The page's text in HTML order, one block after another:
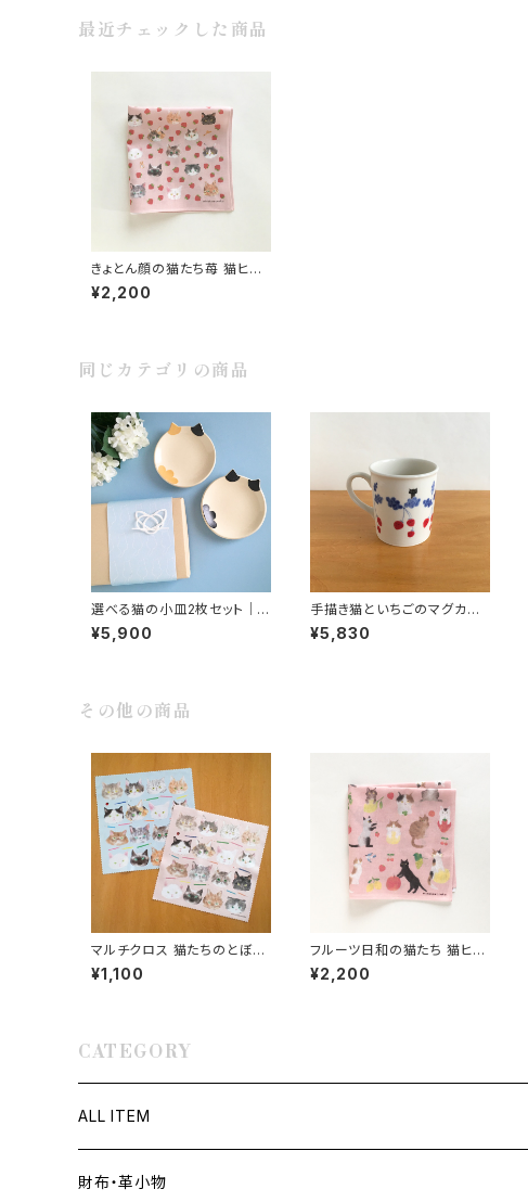
最近チェックした商品
きょとん顔の猫たち苺 猫ヒゲ
の手刺繍入りハンカチ プチギ
フトや誕生日祝いに
¥2,200
同じカテゴリの商品
選べる猫の小皿2枚セット｜
猫好きさんへ贈る 手づくり陶
器
¥5,900
手描き猫といちごのマグカッ
プ 春のうつわ・猫モチーフ 黒
猫ハチワレ猫
¥5,830
その他の商品
マルチクロス 猫たちのとぼけ
た顔に癒される「きょとん顔の
猫たち」スマホ画面や眼鏡拭
¥1,100
フルーツ日和の猫たち 猫ヒゲ
手刺しゅう入りハンカチ プチ
ギフトや誕生日祝いに
¥2,200
CATEGORY
ALL ITEM
財布・革小物